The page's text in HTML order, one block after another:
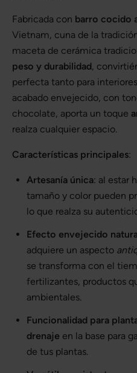
Fabricada con barro cocido
Vietnam, cuna de la
maceta de cerámica
peso y durabilidad,
perfecta tanto para
acabado envejecido, con
chocolate, aporta un toque
realza cualquier espacio.
Características principales:
Artesanía única: al estar
tamaño y color pueden
lo que realza su
Efecto envejecido
adquiere un aspecto
se transforma con el
fertilizantes, productos
ambientales.
Funcionalidad para
drenaje en la base para
de tus plantas.